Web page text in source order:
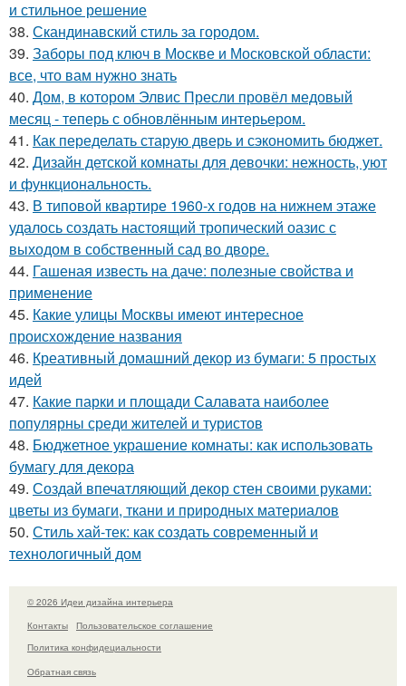
и стильное решение
38. Скандинавский стиль за городом.
39. Заборы под ключ в Москве и Московской области:
все, что вам нужно знать
40. Дом, в котором Элвис Пресли провёл медовый
месяц - теперь с обновлённым интерьером.
41. Как переделать старую дверь и сэкономить бюджет.
42. Дизайн детской комнаты для девочки: нежность, уют
и функциональность.
43. В типовой квартире 1960-х годов на нижнем этаже
удалось создать настоящий тропический оазис с
выходом в собственный сад во дворе.
44. Гашеная известь на даче: полезные свойства и
применение
45. Какие улицы Москвы имеют интересное
происхождение названия
46. Креативный домашний декор из бумаги: 5 простых
идей
47. Какие парки и площади Салавата наиболее
популярны среди жителей и туристов
48. Бюджетное украшение комнаты: как использовать
бумагу для декора
49. Создай впечатляющий декор стен своими руками:
цветы из бумаги, ткани и природных материалов
50. Стиль хай-тек: как создать современный и
технологичный дом
© 2026 Идеи дизайна интерьера
Контакты
Пользовательское соглашение
Политика конфидециальности
Обратная связь